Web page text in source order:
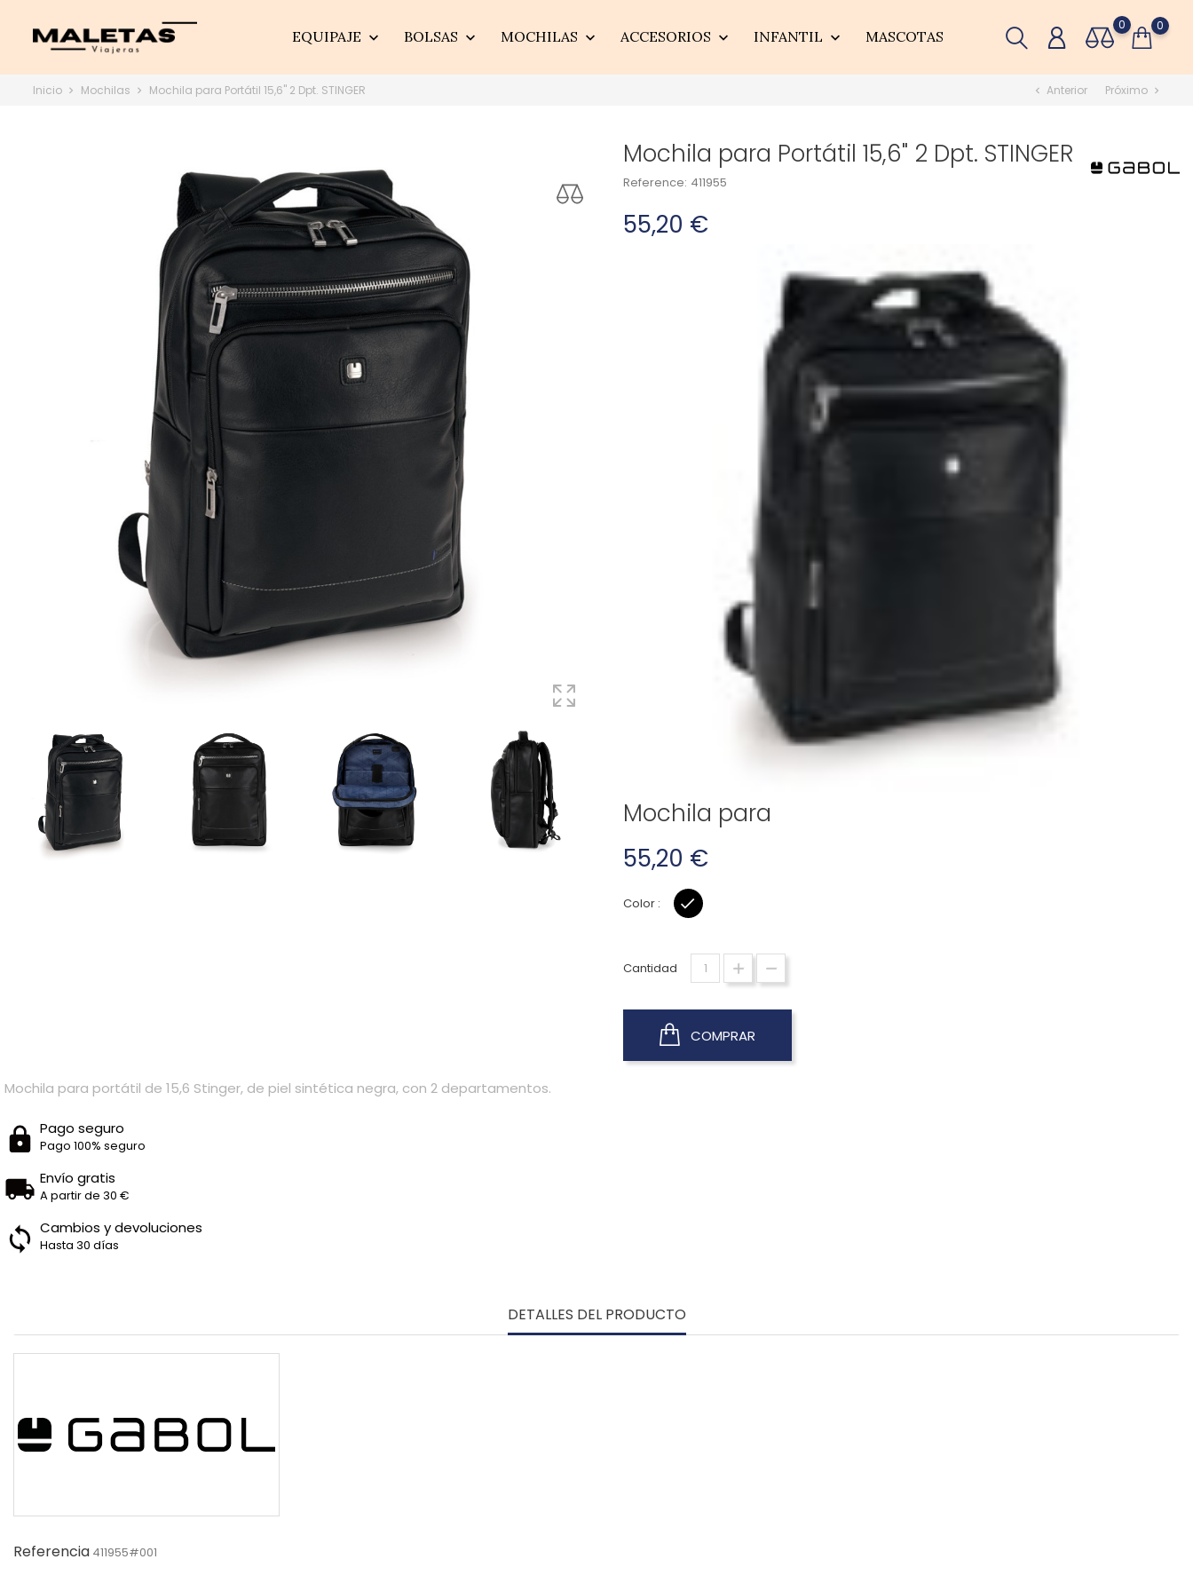
EQUIPAJE  BOLSAS  MOCHILAS  ACCESORIOS  INFANTIL  MASCOTAS
0 0
Inicio Mochilas Mochila para Portátil 15,6" 2 Dpt. STINGER chevron_left Anterior Próximo chevron_right
Mochila para Portátil 15,6" 2 Dpt. STINGER
Reference: 411955
55,20 €
Mochila para
55,20 €
Color : NEGRO
Cantidad
COMPRAR
Mochila para portátil de 15,6 Stinger, de piel sintética negra, con 2 departamentos.
Pago seguro
Pago 100% seguro
Envío gratis
A partir de 30 €
Cambios y devoluciones
Hasta 30 días
DETALLES DEL PRODUCTO
Referencia 411955#001